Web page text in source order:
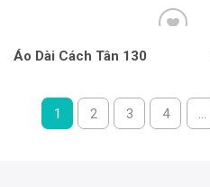
Áo Dài Cách Tân 130
1 2 3 4 …